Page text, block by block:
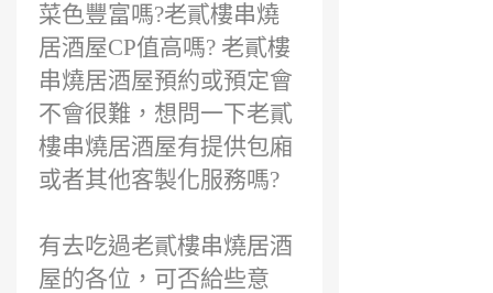
菜色豐富嗎?老貳樓串燒
居酒屋CP值高嗎? 老貳樓
串燒居酒屋預約或預定會
不會很難，想問一下老貳
樓串燒居酒屋有提供包廂
或者其他客製化服務嗎?
有去吃過老貳樓串燒居酒
屋的各位，可否給些意